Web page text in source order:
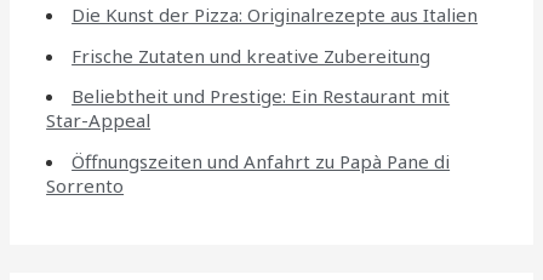
Die Kunst der Pizza: Originalrezepte aus Italien
Frische Zutaten und kreative Zubereitung
Beliebtheit und Prestige: Ein Restaurant mit
Star-Appeal
Öffnungszeiten und Anfahrt zu Papà Pane di
Sorrento